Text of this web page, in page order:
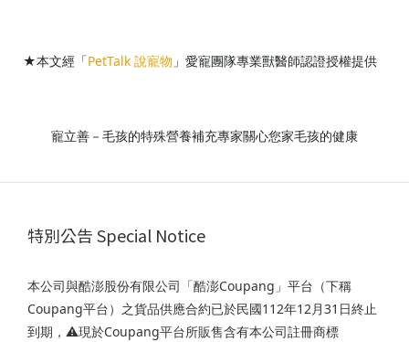
★本文經「PetTalk 說寵物 」愛寵團隊專業獸醫師認證授權提供
寵立善－毛孩的特殊營養補充專家關心您家毛孩的健康
特別公告 Special Notice
本公司與酷澎股份有限公司「酷澎Coupang」平台（下稱
Coupang平台）之貨品供應合約已於民國112年12月31日終止
到期，⚠️現於Coupang平台所販售含有本公司註冊商標